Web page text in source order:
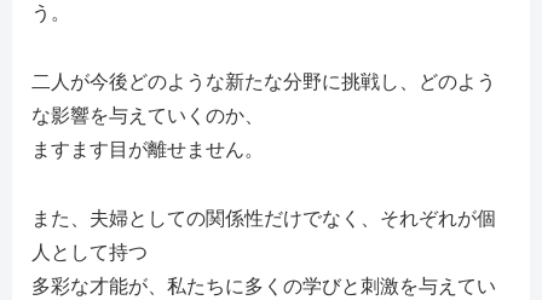
う。
二人が今後どのような新たな分野に挑戦し、どのよう
な影響を与えていくのか、
ますます目が離せません。
また、夫婦としての関係性だけでなく、それぞれが個
人として持つ
多彩な才能が、私たちに多くの学びと刺激を与えてい